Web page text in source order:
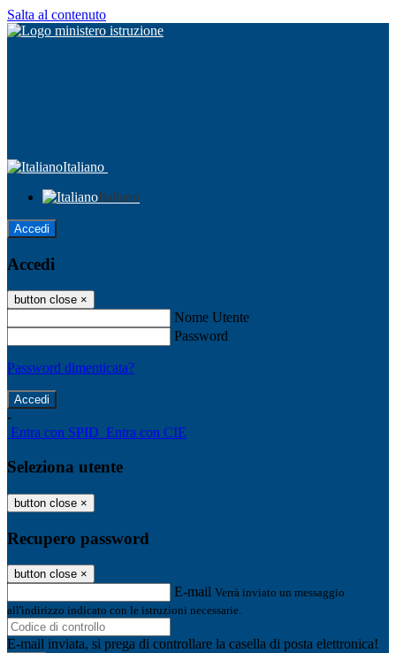
Salta al contenuto
Italiano
Italiano
Accedi
Accedi
button close ×
Nome Utente
Password
Password dimenticata?
-
Entra con SPID Entra con CIE
Seleziona utente
button close ×
Recupero password
button close ×
E-mail Verrà inviato un messaggio
all'indirizzo indicato con le istruzioni necessarie.
E-mail inviata, si prega di controllare la casella di posta elettronica!